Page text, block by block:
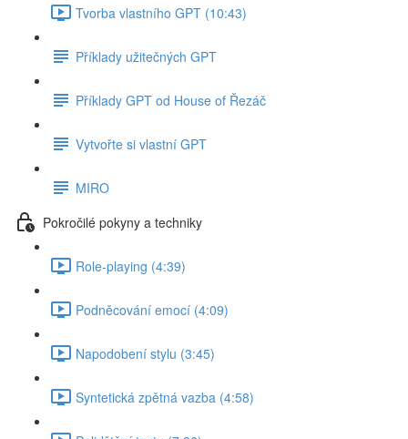
Tvorba vlastního GPT (10:43)
Příklady užitečných GPT
Příklady GPT od House of Řezáč
Vytvořte si vlastní GPT
MIRO
Pokročilé pokyny a techniky
Role-playing (4:39)
Podněcování emocí (4:09)
Napodobení stylu (3:45)
Syntetická zpětná vazba (4:58)